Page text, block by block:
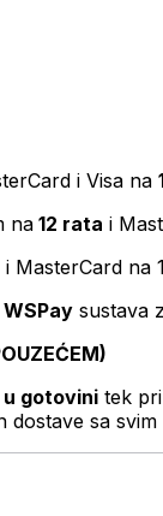
i Visa na
na 12 rata i
MasterCard na
sustava
u gotovini tek
sa svim